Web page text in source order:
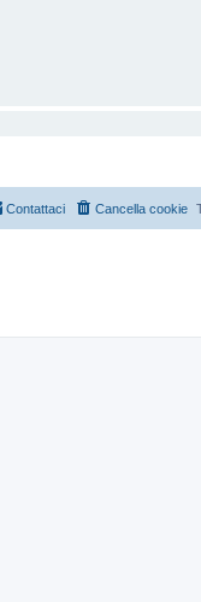
Cancella cookie
Contattaci